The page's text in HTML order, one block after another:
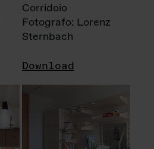
Corridoio
Fotografo: Lorenz
Sternbach
Download